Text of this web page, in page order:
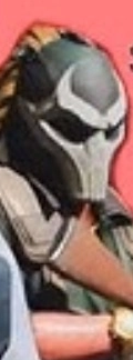
trí. Chúng
Tier, phân tích
cảm nhận
đánh giá
vào là biết
có giọng nói,
nhìn thấy nhiều
độ tương
hiếm, khó
nhưng rất